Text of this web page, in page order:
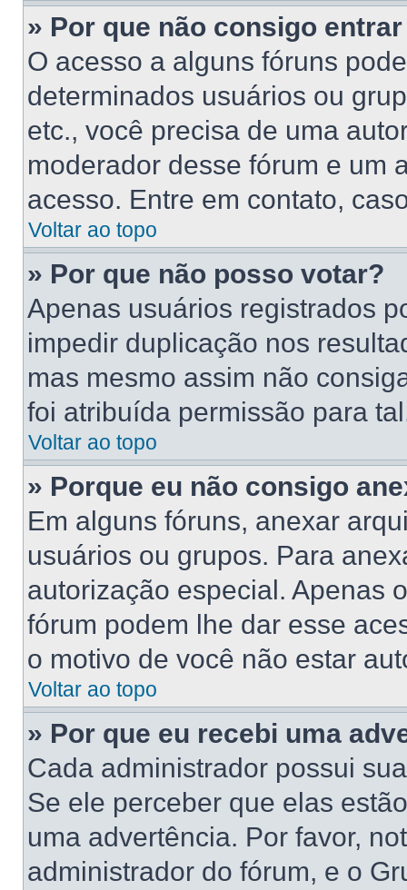
» Por que não consigo
O acesso a alguns fóruns
determinados usuários ou
etc., você precisa de uma
moderador desse fórum e um
acesso. Entre em contato,
Voltar ao topo
» Por que não posso votar?
Apenas usuários registrados
impedir duplicação nos
mas mesmo assim não
foi atribuída permissão para
Voltar ao topo
» Porque eu não consigo
Em alguns fóruns, anexar
usuários ou grupos. Para
autorização especial. Apenas
fórum podem lhe dar esse
o motivo de você não estar
Voltar ao topo
» Por que eu recebi uma
Cada administrador possui
Se ele perceber que elas
uma advertência. Por favor,
administrador do fórum, e o